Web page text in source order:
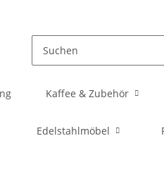
Kaffee & Zubehör
Edelstahlmöbel